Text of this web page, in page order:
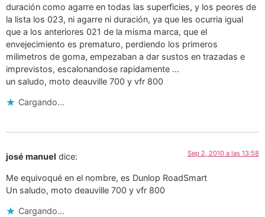
duración como agarre en todas las superficies, y los peores de
la lista los 023, ni agarre ni duración, ya que les ocurria igual
que a los anteriores 021 de la misma marca, que el
envejecimiento es prematuro, perdiendo los primeros
milimetros de goma, empezaban a dar sustos en trazadas e
imprevistos, escalonandose rapidamente …
un saludo, moto deauville 700 y vfr 800
Cargando...
josé manuel dice: Sep 2, 2010 a las 13:58
Me equivoqué en el nombre, es Dunlop RoadSmart
Un saludo, moto deauville 700 y vfr 800
Cargando...